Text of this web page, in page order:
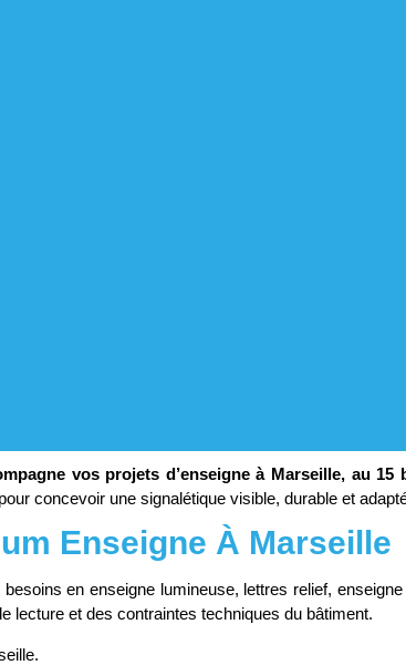
vos projets d’enseigne à Marseille, au 15
concevoir une signalétique visible, durable et
Enseigne À Marseille
en enseigne lumineuse, lettres relief,
lecture et des contraintes techniques du bâtiment.